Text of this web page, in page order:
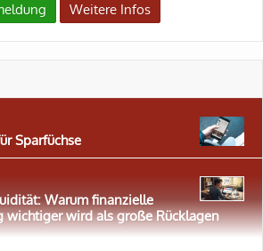
Weitere Infos
Sparfüchse
Warum finanzielle
wird als große Rücklagen